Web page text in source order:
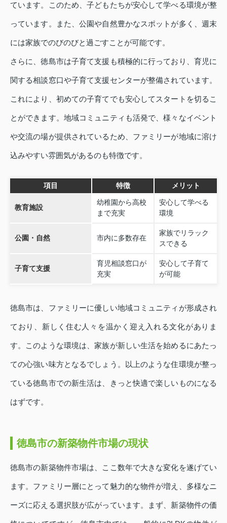
ています。このため、子どもたちが安心して学べる環境が整
っています。また、公園や自然豊かなスポットが多く、週末
には家族でのびのびと過ごすことが可能です。
さらに、徳島市は子育て支援も積極的に行っており、育児に
関する相談窓口や子育て支援センターが整備されています。
これにより、初めての子育てでも安心してスタートを切るこ
とができます。地域コミュニティも活発で、様々なイベント
や交流の場が提供されているため、ファミリーが地域に溶け
込みやすい雰囲気があるのも特徴です。
項目 特徴 メリット
教育施設
幼稚園から高校
まで充実
安心して学べる
環境
公園・自然 市内に多数存在
家族でリラック
スできる
子育て支援
育児相談窓口が
充実
安心して子育て
が可能
徳島市は、ファミリーに優しい地域コミュニティが形成され
ており、新しく住む人々を温かく迎え入れる文化がありま
す。このような環境は、家族が新しい生活を始めるにあたっ
ての心強い味方となるでしょう。以上のような住環境が整っ
ている徳島市での新生活は、きっと快適で楽しいものになる
はずです。
徳島市の新築物件市場の現状
徳島市の新築物件市場は、ここ数年で大きな変化を遂げてい
ます。ファミリー層にとって魅力的な物件が増え、多様なニ
ーズに応える選択肢が広がっています。まず、新築物件の価